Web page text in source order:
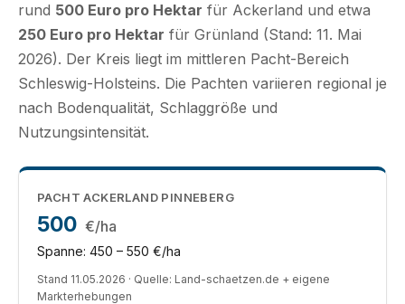
rund 500 Euro pro Hektar für Ackerland und etwa
250 Euro pro Hektar für Grünland (Stand: 11. Mai
2026). Der Kreis liegt im mittleren Pacht-Bereich
Schleswig-Holsteins. Die Pachten variieren regional je
nach Bodenqualität, Schlaggröße und
Nutzungsintensität.
PACHT ACKERLAND PINNEBERG
500 €/ha
Spanne: 450 – 550 €/ha
Stand 11.05.2026 · Quelle: Land-schaetzen.de + eigene
Markterhebungen